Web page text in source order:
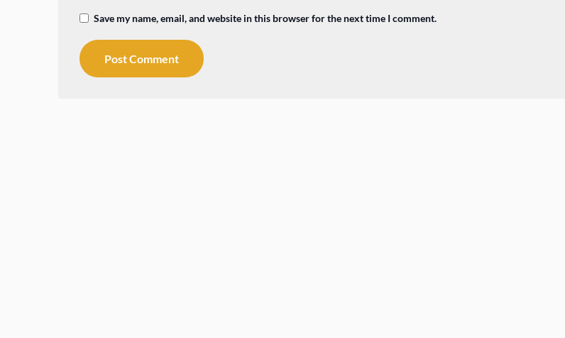
Save my name, email, and website in this browser for the next time I comment.